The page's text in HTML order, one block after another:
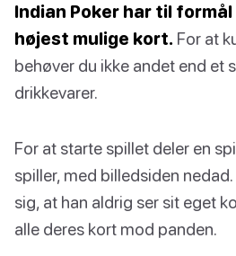
Indian Poker har til
højest mulige kort. For at
behøver du ikke andet end et
drikkevarer.
For at starte spillet deler en
spiller, med billedsiden
sig, at han aldrig ser sit eget
alle deres kort mod panden.